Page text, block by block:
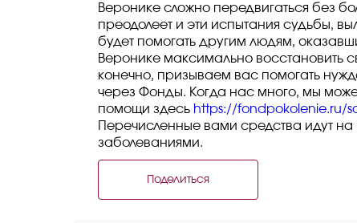
Веронике сложно передвигаться без
преодолеет и эти испытания судьбы,
будет помогать другим людям,
Веронике максимально восстановить
конечно, призываем вас помогать
через Фонды. Когда нас много, мы
помощи здесь https://fondpokolenie.ru/
Перечисленные вами средства идут
заболеваниями.
Поделиться